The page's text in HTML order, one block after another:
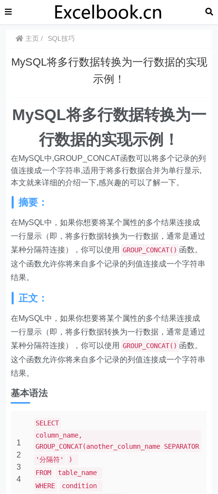
主页 SQL技巧
MySQL将多行数据转换为一行数据的实现
示例！
MySQL将多行数据转换为一
行数据的实现示例！
在MySQL中,GROUP_CONCAT函数可以将多个记录的列
值连接成一个字符串,适用于将多行数据合并为单行显示,
本文就来详细的介绍一下,感兴趣的可以了解一下。
摘要：
在MySQL中，如果你想要将某个属性的多个结果连接成
一行显示（即，将多行数据转换为一行数据，通常是通过
某种分隔符连接），你可以使用 GROUP_CONCAT() 函数。
这个函数允许你将来自多个记录的列值连接成一个字符串
结果。
正文：
在MySQL中，如果你想要将某个属性的多个结果连接成
一行显示（即，将多行数据转换为一行数据，通常是通过
某种分隔符连接），你可以使用 GROUP_CONCAT() 函数。
这个函数允许你将来自多个记录的列值连接成一个字符串
结果。
基本语法
1
2
3
4
SELECT
column_name,
GROUP_CONCAT(another_column_name SEPARATOR
'分隔符'
)
FROM
table_name
WHERE
condition